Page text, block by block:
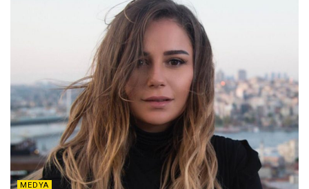
Bütün sırların ortaya döküldüğü Yargı’da
Ceylin birine ziyan mı verdi?